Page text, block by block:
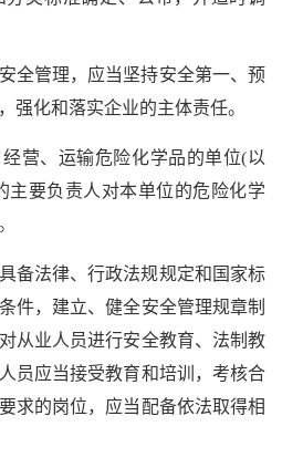
管理，应当坚持安全第一、预
强化和落实企业的主体责任。
营、运输危险化学品的单位(以
主要负责人对本单位的危险化学
备法律、行政法规规定和国家标
件，建立、健全安全管理规章制
从业人员进行安全教育、法制教
员应当接受教育和培训，考核合
求的岗位，应当配备依法取得相